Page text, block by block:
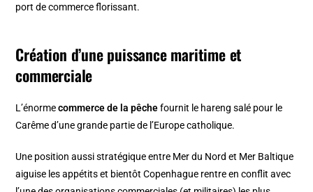
port de commerce florissant.
Création d’une puissance maritime et
commerciale
L’énormecommerce de la pêchefournit le hareng salé pour le
Carême d’une grande partie de l’Europe catholique.
Une position aussi stratégique entre Mer du Nord et Mer Baltique
aiguise les appétits et bientôt Copenhague rentre en conflit avec